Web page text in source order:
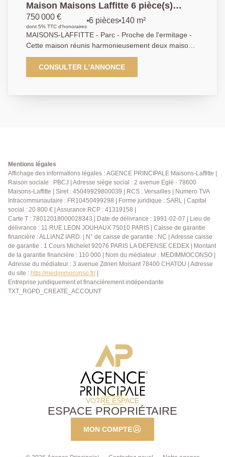
Maison Maisons Laffitte 6 pièce(s)
140.85 + sous sol
750 000 €
dont 5% TTC d'honoraires
6 pièces 140 m²
MAISONS-LAFFITTE - Parc - Proche de l'ermitage -
Cette maison réunis harmonieusement deux maisons
du club du parc dans un environnement très privilégié,
de plein pied offrant séjour double avec cheminée et
ouvrant sur jardin - cuisine indépendante - 4
CONSULTER L'ANNONCE
Mentions légales
Affichage des informations légales : AGENCE PRINCIPALE Maisons-Laffitte |
Raison sociale : PBCJ | Adresse siège social : 2 avenue Eglé - 78600
Maisons-Laffitte | Siret : 45049929800039 | RCS : Versailles | Numero TVA
Intracommunautaire : FR10450499298 | Forme juridique : SARL | Capital
social : 20 800 € | Assurance RCP : 41319158 |
Carte T : 78012018000028343 | Date de délivrance : 1991-02-07 | Lieu de
délivrance : 11 RUE LEON JOUHAUX 75010 PARIS | Caisse de garantie
financière : ALLIANZ IARD. | N° de caisse de garantie : NC | Adresse caisse
de garantie : 1 Cours Michelet 92076 PARIS LA DEFENSE CEDEX | Montant
de la garantie financière : 110 000 | Nom du médiateur : MEDIMMOCONSO |
Adresse du médiateur : 3 avenue Zdrien Moisant 78400 CHATOU | Adresse
du site : http://medimmoconso.fr/|
Entreprise juridiquement et financièrement indépendante
TXT_RGPD_CREATE_ACCOUNT
VOTRE ESPACE
ESPACE PROPRIÉTAIRE
MON COMPTE